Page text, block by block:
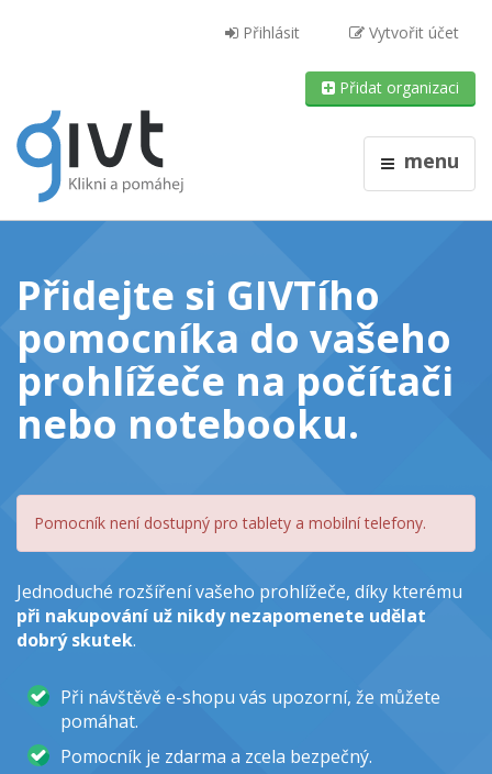
Přihlásit Vytvořit účet
Přidat organizaci
menu
Přidejte si GIVTího
pomocníka do vašeho
prohlížeče na počítači
nebo notebooku.
Pomocník není dostupný pro tablety a mobilní telefony.
Jednoduché rozšíření vašeho prohlížeče, díky kterému
při nakupování už nikdy nezapomenete udělat
dobrý skutek.
Při návštěvě e-shopu vás upozorní, že můžete
pomáhat.
Pomocník je zdarma a zcela bezpečný.